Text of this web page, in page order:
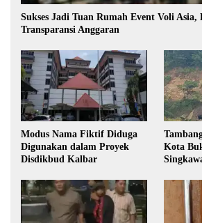
Sukses Jadi Tuan Rumah Event Voli
Transparansi Anggaran
Modus Nama Fiktif Diduga
Digunakan dalam Proyek
Disdikbud Kalbar
Kota